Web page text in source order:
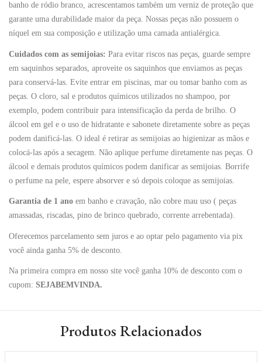
banho de ródio branco, acrescentamos também um verniz de proteção que
garante uma durabilidade maior da peça. Nossas peças não possuem o
níquel em sua composição e utilização uma camada antialérgica.
Cuidados com as semijoias: Para evitar riscos nas peças, guarde sempre
em saquinhos separados, aproveite os saquinhos que enviamos as peças
para conservá-las. Evite entrar em piscinas, mar ou tomar banho com as
peças. O cloro, sal e produtos químicos utilizados no shampoo, por
exemplo, podem contribuir para intensificação da perda de brilho. O
álcool em gel e o uso de hidratante e sabonete diretamente sobre as peças
podem danificá-las. O ideal é retirar as semijoias ao higienizar as mãos e
colocá-las após a secagem. Não aplique perfume diretamente nas peças. O
álcool e demais produtos químicos podem danificar as semijoias. Borrife
o perfume na pele, espere absorver e só depois coloque as semijoias.
Garantia de 1 ano em banho e cravação, não cobre mau uso ( peças
amassadas, riscadas, pino de brinco quebrado, corrente arrebentada).
Oferecemos parcelamento sem juros e ao optar pelo pagamento via pix
você ainda ganha 5% de desconto.
Na primeira compra em nosso site você ganha 10% de desconto com o
cupom: SEJABEMVINDA.
Produtos Relacionados